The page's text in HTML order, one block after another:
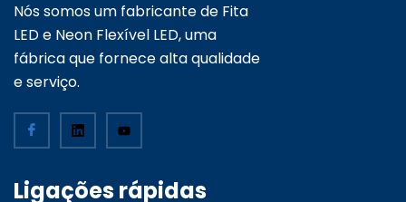
Nós somos um fabricante de Fita
LED e Neon Flexível LED, uma
fábrica que fornece alta qualidade
e serviço.
Ligações rápidas